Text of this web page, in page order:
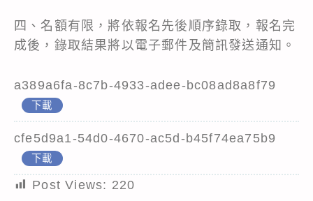
四、名額有限，將依報名先後順序錄取，報名完
成後，錄取結果將以電子郵件及簡訊發送通知。
a389a6fa-8c7b-4933-adee-bc08ad8a8f79
下載
cfe5d9a1-54d0-4670-ac5d-b45f74ea75b9
下載
Post Views: 220